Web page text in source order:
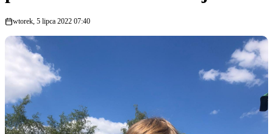
wtorek, 5 lipca 2022 07:40